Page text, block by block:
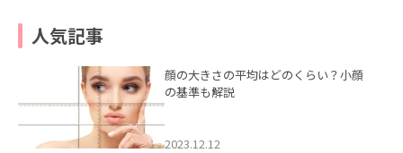
人気記事
顔の大きさの平均はどのくらい？小顔
の基準も解説
2023.12.12